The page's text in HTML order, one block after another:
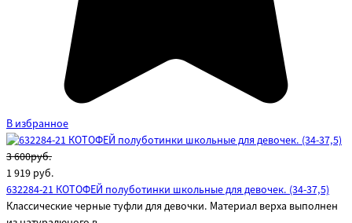
В избранное
3 600руб.
1 919 руб.
632284-21 КОТОФЕЙ полуботинки школьные для девочек. (34-37,5)
Классические черные туфли для девочки. Материал верха выполнен